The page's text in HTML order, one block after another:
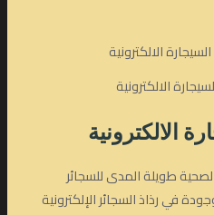
الالكترونية
الالكترونية
طويلة المدى للسجائر
في رذاذ السجائر الإلكترونية